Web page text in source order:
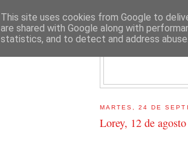
MARTES, 24 DE
Lorey, 12 de
This site uses cookies from Google to
are shared with Google along with
statistics, and to detect and address abuse.